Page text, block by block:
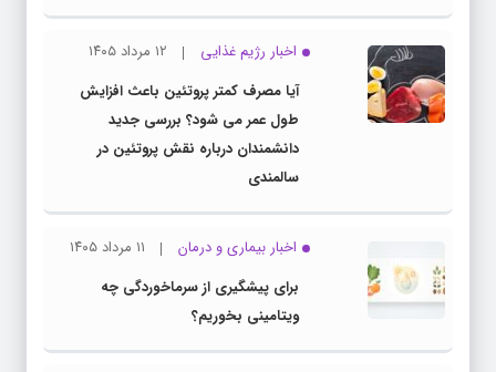
اخبار رژیم غذایی
۱۲ مرداد ۱۴۰۵
آیا مصرف کمتر پروتئین باعث افزایش
طول عمر می شود؟ بررسی جدید
دانشمندان درباره نقش پروتئین در
سالمندی
اخبار بیماری و درمان
۱۱ مرداد ۱۴۰۵
برای پیشگیری از سرماخوردگی چه
ویتامینی بخوریم؟